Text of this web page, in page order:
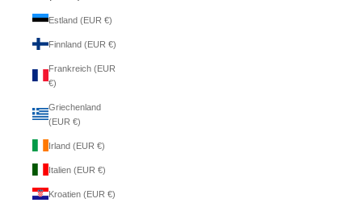
Estland (EUR €)
Finnland (EUR €)
Frankreich (EUR
€)
Griechenland
(EUR €)
Irland (EUR €)
Italien (EUR €)
Kroatien (EUR €)